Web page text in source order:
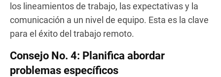
los lineamientos de trabajo, las expectativas y la
comunicación a un nivel de equipo. Esta es la clave
para el éxito del trabajo remoto.
Consejo No. 4: Planifica abordar
problemas específicos